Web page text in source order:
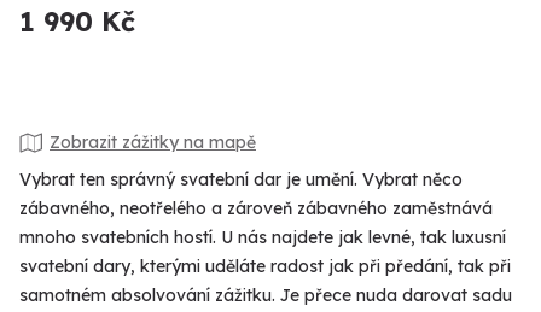
1 990 Kč
Zobrazit zážitky na mapě
Vybrat ten správný svatební dar je umění. Vybrat něco
zábavného, neotřelého a zároveň zábavného zaměstnává
mnoho svatebních hostí. U nás najdete jak levné, tak luxusní
svatební dary, kterými uděláte radost jak při předání, tak při
samotném absolvování zážitku. Je přece nuda darovat sadu